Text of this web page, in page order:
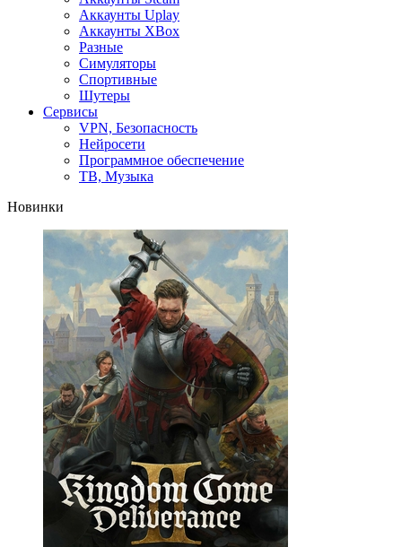
Аккаунты Uplay
Аккаунты XBox
Разные
Симуляторы
Спортивные
Шутеры
Сервисы
VPN, Безопасность
Нейросети
Программное обеспечение
ТВ, Музыка
Новинки